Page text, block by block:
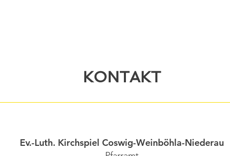
KONTAKT
Ev.-Luth. Kirchspiel Coswig-Weinböhla-Niederau